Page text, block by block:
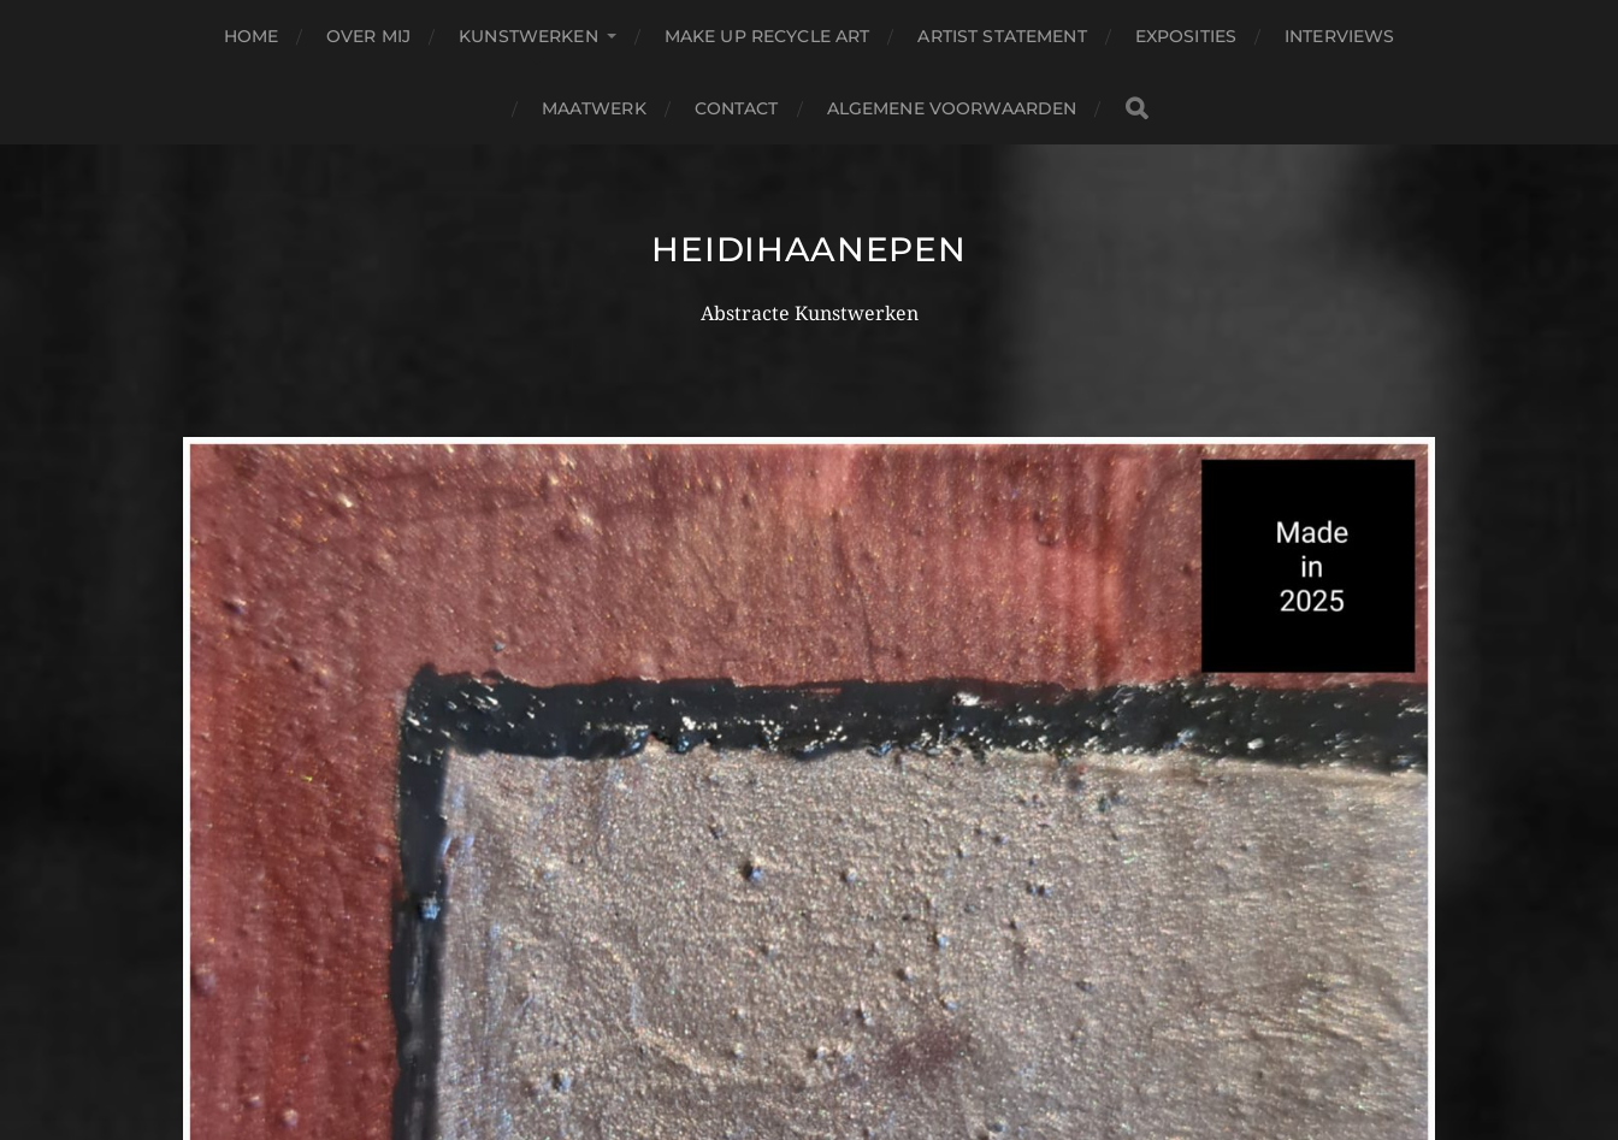
HOME OVER MIJ KUNSTWERKEN MAKE UP RECYCLE ART ARTIST STATEMENT EXPOSITIES INTERVIEWS
MAATWERK CONTACT ALGEMENE VOORWAARDEN
HEIDIHAANEPEN
Abstracte Kunstwerken